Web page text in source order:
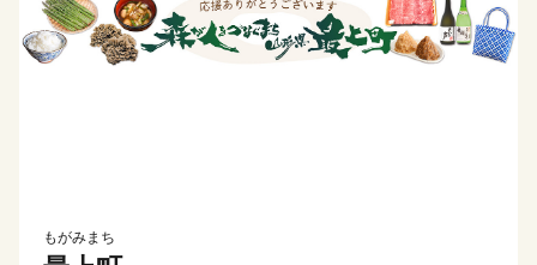
もがみまち